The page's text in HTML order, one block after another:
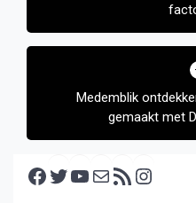
Medemblik
gemaakt met
Facebook Twitter YouTube E-mail RSS feed